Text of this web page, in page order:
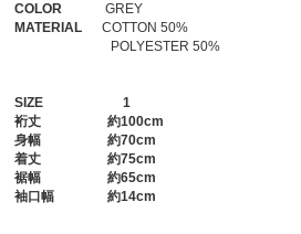
COLOR GREY
MATERIAL COTTON 50%
POLYESTER 50%
SIZE
1
裄丈 約100cm
身幅 約70cm
着丈 約75cm
裾幅 約65cm
袖口幅 約14cm